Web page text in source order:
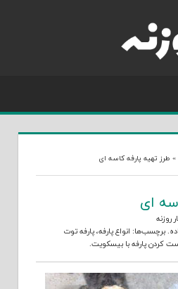
» طرز تهیه پارفه کاسه ای
ای
روزنه
. برچسب‌ها: انواع پارفه،پارفه توت
کردن پارفه با بیسکویت.